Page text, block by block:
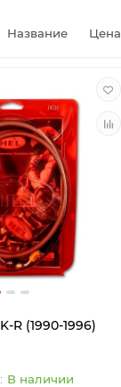
Название Цена
R (1990-1996)
В наличии